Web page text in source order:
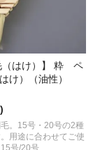
（はけ）】 粋 ペ
け）（油性）
。15号・20号の2種
用途に合わせてご使
号/20号